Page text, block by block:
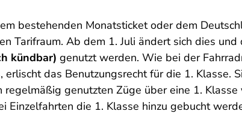
bestehenden Monatsticket oder dem
Tarifraum. Ab dem 1. Juli ändert sich dies
kündbar) genutzt werden. Wie bei der
das Benutzungsrecht für die 1. Klasse.
genutzten Züge über eine 1.
die 1. Klasse hinzu gebucht